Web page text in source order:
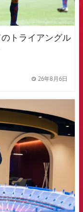
トライアングル
26年8月6日